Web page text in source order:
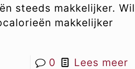
steeds makkelijker. Wil
makkelijker
0 Lees meer